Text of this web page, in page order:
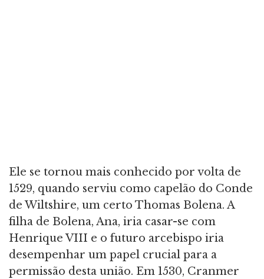
Ele se tornou mais conhecido por volta de
1529, quando serviu como capelão do Conde
de Wiltshire, um certo Thomas Bolena. A
filha de Bolena, Ana, iria casar-se com
Henrique VIII e o futuro arcebispo iria
desempenhar um papel crucial para a
permissão desta união. Em 1530, Cranmer